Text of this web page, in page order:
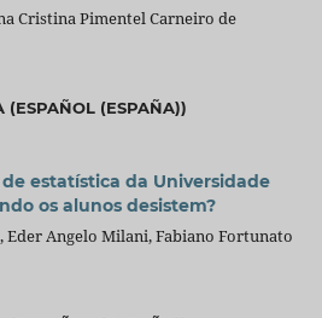
Cristina Pimentel Carneiro de
(ESPAÑOL (ESPAÑA))
estatística da Universidade
os alunos desistem?
Eder Angelo Milani, Fabiano Fortunato